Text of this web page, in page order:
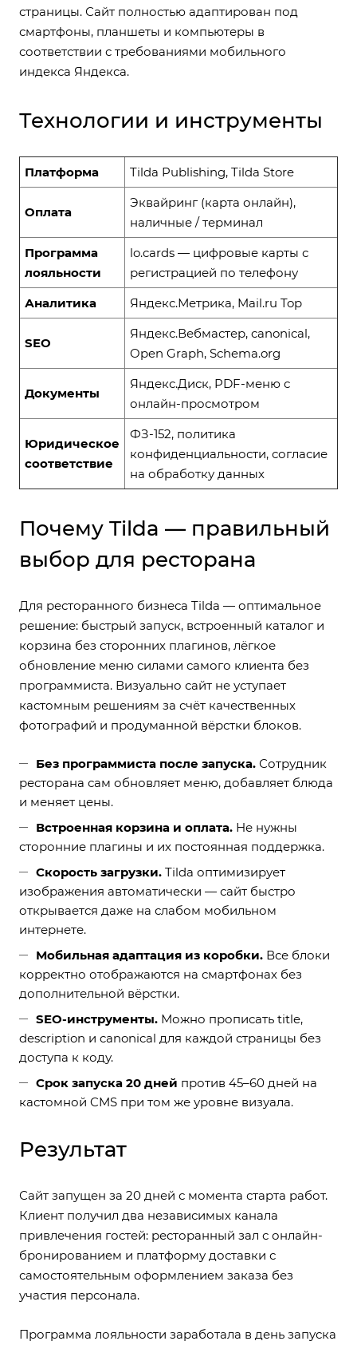
страницы. Сайт полностью адаптирован под
смартфоны, планшеты и компьютеры в
соответствии с требованиями мобильного
индекса Яндекса.
Технологии и инструменты
Платформа Tilda Publishing, Tilda Store
Оплата
Эквайринг (карта онлайн),
наличные / терминал
Программа
лояльности
lo.cards — цифровые карты с
регистрацией по телефону
Аналитика
Яндекс.Метрика, Mail.ru Top
SEO
Яндекс.Вебмастер, canonical,
Open Graph, Schema.org
Документы
Яндекс.Диск, PDF-меню с
онлайн-просмотром
Юридическое
соответствие
ФЗ-152, политика
конфиденциальности, согласие
на обработку данных
Почему Tilda — правильный
выбор для ресторана
Для ресторанного бизнеса Tilda — оптимальное
решение: быстрый запуск, встроенный каталог и
корзина без сторонних плагинов, лёгкое
обновление меню силами самого клиента без
программиста. Визуально сайт не уступает
кастомным решениям за счёт качественных
фотографий и продуманной вёрстки блоков.
Без программиста после запуска. Сотрудник
ресторана сам обновляет меню, добавляет блюда
и меняет цены.
Встроенная корзина и оплата. Не нужны
сторонние плагины и их постоянная поддержка.
Скорость загрузки. Tilda оптимизирует
изображения автоматически — сайт быстро
открывается даже на слабом мобильном
интернете.
Мобильная адаптация из коробки. Все блоки
корректно отображаются на смартфонах без
дополнительной вёрстки.
SEO-инструменты. Можно прописать title,
description и canonical для каждой страницы без
доступа к коду.
Срок запуска 20 дней против 45–60 дней на
кастомной CMS при том же уровне визуала.
Результат
Сайт запущен за 20 дней с момента старта работ.
Клиент получил два независимых канала
привлечения гостей: ресторанный зал с онлайн-
бронированием и платформу доставки с
самостоятельным оформлением заказа без
участия персонала.
Программа лояльности заработала в день запуска